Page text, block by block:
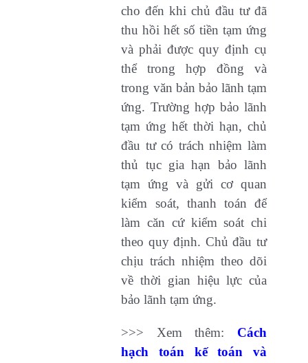
cho đến khi chủ đầu tư đã
thu hồi hết số tiền tạm ứng
và phải được quy định cụ
thể trong hợp đồng và
trong văn bản bảo lãnh tạm
ứng. Trường hợp bảo lãnh
tạm ứng hết thời hạn, chủ
đầu tư có trách nhiệm làm
thủ tục gia hạn bảo lãnh
tạm ứng và gửi cơ quan
kiểm soát, thanh toán để
làm căn cứ kiểm soát chi
theo quy định. Chủ đầu tư
chịu trách nhiệm theo dõi
về thời gian hiệu lực của
bảo lãnh tạm ứng.
>>> Xem thêm: Cách
hạch toán kế toán và